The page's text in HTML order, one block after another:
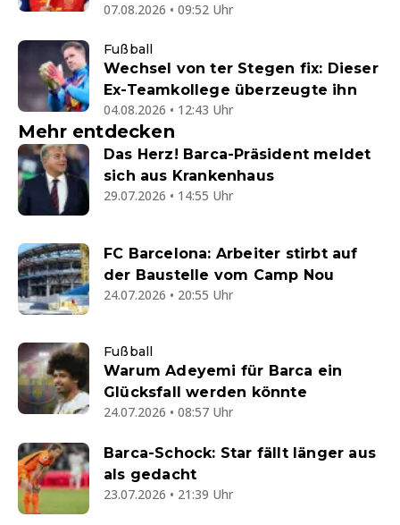
07.08.2026 • 09:52 Uhr
Fußball
Wechsel von ter Stegen fix: Dieser
Ex-Teamkollege überzeugte ihn
04.08.2026 • 12:43 Uhr
Mehr entdecken
Das Herz! Barca-Präsident meldet
sich aus Krankenhaus
29.07.2026 • 14:55 Uhr
FC Barcelona: Arbeiter stirbt auf
der Baustelle vom Camp Nou
24.07.2026 • 20:55 Uhr
Fußball
Warum Adeyemi für Barca ein
Glücksfall werden könnte
24.07.2026 • 08:57 Uhr
Barca-Schock: Star fällt länger aus
als gedacht
23.07.2026 • 21:39 Uhr